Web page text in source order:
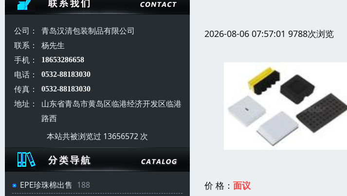
公司：
青岛汉清包装制品有限公司
联系：
杨先生
手机：
18653286658
电话： 0532-88183030
传真： 0532-88183030
地址：
山东省青岛市黄岛区临港经济开发区临港
路西
本站共被浏览过 13656572 次
EPE珍珠棉出售 188
2026-08-06 07:57:01 9788次浏览
价 格： 面议